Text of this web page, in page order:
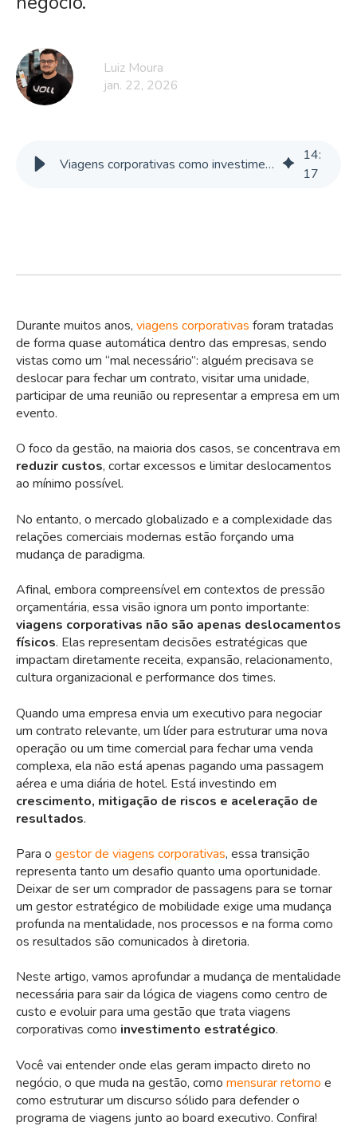
Luiz Moura
jan. 22, 2026
Viagens corporativas como investimento: a mudança de chave para 2026
14:
17
Durante muitos anos, viagens corporativas foram tratadas
de forma quase automática dentro das empresas, sendo
vistas como um “mal necessário”: alguém precisava se
deslocar para fechar um contrato, visitar uma unidade,
participar de uma reunião ou representar a empresa em um
evento.
O foco da gestão, na maioria dos casos, se concentrava em
reduzir custos, cortar excessos e limitar deslocamentos
ao mínimo possível.
No entanto, o mercado globalizado e a complexidade das
relações comerciais modernas estão forçando uma
mudança de paradigma.
Afinal, embora compreensível em contextos de pressão
orçamentária, essa visão ignora um ponto importante:
viagens corporativas não são apenas deslocamentos
físicos. Elas representam decisões estratégicas que
impactam diretamente receita, expansão, relacionamento,
cultura organizacional e performance dos times.
Quando uma empresa envia um executivo para negociar
um contrato relevante, um líder para estruturar uma nova
operação ou um time comercial para fechar uma venda
complexa, ela não está apenas pagando uma passagem
aérea e uma diária de hotel. Está investindo em
crescimento, mitigação de riscos e aceleração de
resultados.
Para o gestor de viagens corporativas, essa transição
representa tanto um desafio quanto uma oportunidade.
Deixar de ser um comprador de passagens para se tornar
um gestor estratégico de mobilidade exige uma mudança
profunda na mentalidade, nos processos e na forma como
os resultados são comunicados à diretoria.
Neste artigo, vamos aprofundar a mudança de mentalidade
necessária para sair da lógica de viagens como centro de
custo e evoluir para uma gestão que trata viagens
corporativas como investimento estratégico.
Você vai entender onde elas geram impacto direto no
negócio, o que muda na gestão, como mensurar retorno e
como estruturar um discurso sólido para defender o
programa de viagens junto ao board executivo. Confira!